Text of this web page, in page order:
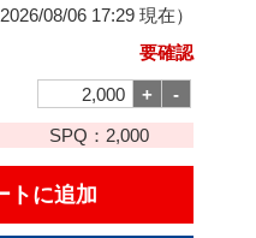
2026/08/06 17:29 現在）
要確認
SPQ： 2,000